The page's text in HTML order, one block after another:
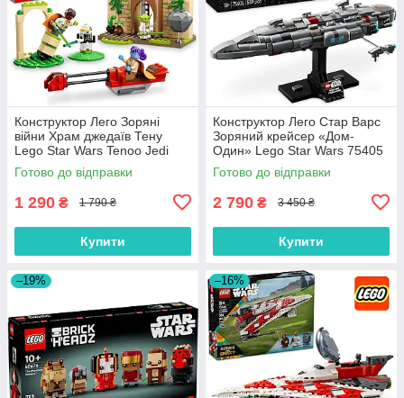
Конструктор Лего Зоряні
війни Храм джедаїв Тену
Lego Star Wars Tenoo Jedi
Temple 75358
Готово до відправки
1 290 ₴ 1 790 ₴
Купити
Конструктор Лего Стар Варс
Зоряний крейсер «Дом-
Один» Lego Star Wars 75405
Готово до відправки
2 790 ₴ 3 450 ₴
Купити
–19% –16%